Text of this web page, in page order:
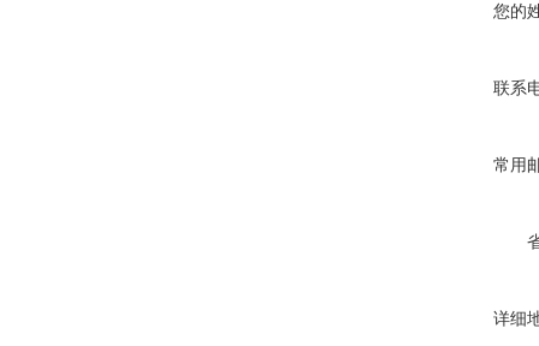
您的
联系
常用
详细